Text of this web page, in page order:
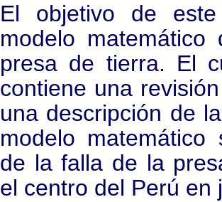
El objetivo de
modelo
presa de tierra. El
contiene una
una descripción de
modelo
de la falla de la
el centro del Perú en